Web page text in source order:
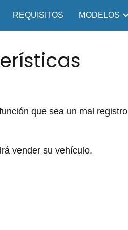
REQUISITOS
MODELOS
que sea un mal registro
vender su vehículo.